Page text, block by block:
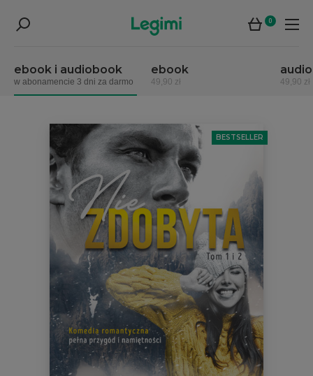
0
ebook i audiobook
w abonamencie 3 dni za darmo
ebook
49,90 zł 49,90 zł
BESTSELLER